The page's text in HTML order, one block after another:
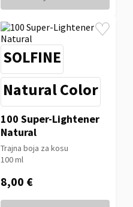
SOLFINE
Natural Color
100 Super-Lightener
Natural
Trajna boja za kosu
100 ml
8,00 €